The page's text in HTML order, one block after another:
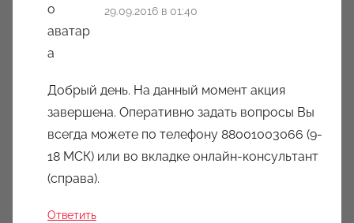
29.09.2016 в 01:40
Добрый день. На данный момент акция
завершена. Оперативно задать вопросы Вы
всегда можете по телефону 88001003066 (9-
18 МСК) или во вкладке онлайн-консультант
(справа).
Ответить